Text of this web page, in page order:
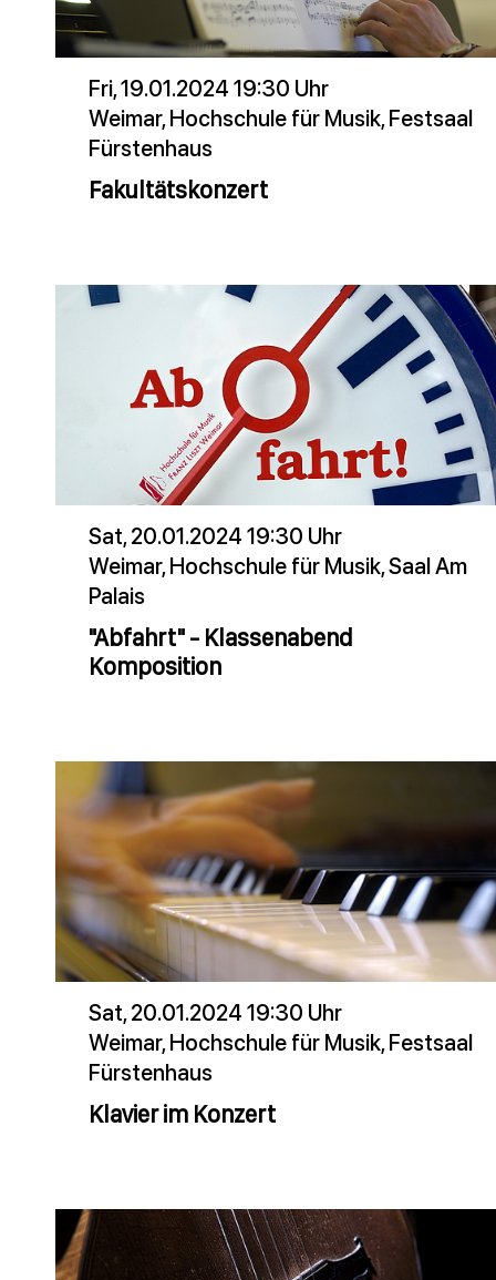
Fri, 19.01.2024 19:30 Uhr
Weimar, Hochschule für Musik, Festsaal
Fürstenhaus
Fakultätskonzert
Sat, 20.01.2024 19:30 Uhr
Weimar, Hochschule für Musik, Saal Am
Palais
"Abfahrt" - Klassenabend
Komposition
Sat, 20.01.2024 19:30 Uhr
Weimar, Hochschule für Musik, Festsaal
Fürstenhaus
Klavier im Konzert